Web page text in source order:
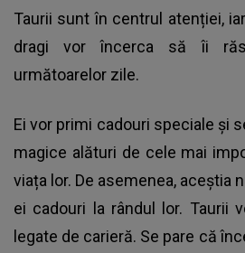
Taurii sunt în centrul atenției,
dragi vor încerca să îi
următoarelor zile.
Ei vor primi cadouri speciale și
magice alături de cele mai
viața lor. De asemenea, aceștia
ei cadouri la rândul lor. Taurii
legate de carieră. Se pare că